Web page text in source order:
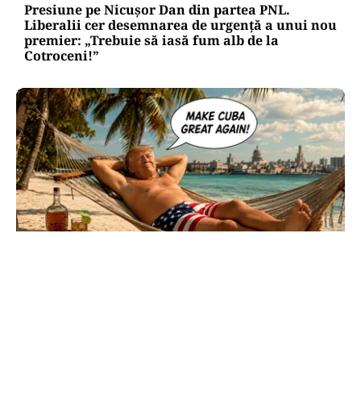
Presiune pe Nicușor Dan din partea PNL.
Liberalii cer desemnarea de urgență a unui nou
premier: „Trebuie să iasă fum alb de la
Cotroceni!”